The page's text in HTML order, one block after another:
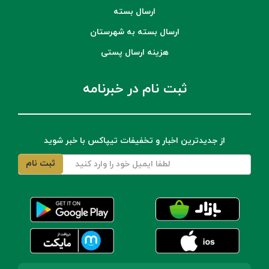
ارسال بسته
ارسال بسته به شهرستان
هزینه ارسال پستی
ثبت نام در خبرنامه
از جدیدترین اخبار و تخفیفات تیپاکس با خبر شوید